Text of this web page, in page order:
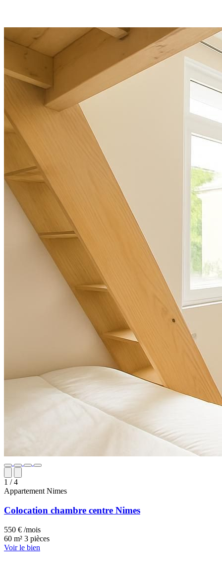
1 / 4
Appartement Nimes
Colocation chambre centre Nimes
550 € /mois
60 m² 3 pièces
Voir le bien